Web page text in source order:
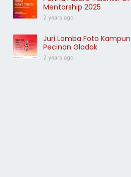
Mentorship 2025
2 years ago
Juri Lomba Foto
Pecinan Glodok
2 years ago